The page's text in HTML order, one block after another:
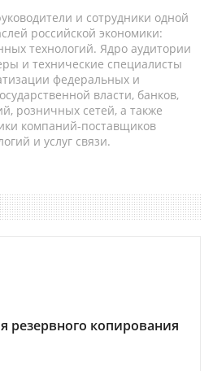
и сотрудники одной
российской экономики:
технологий. Ядро аудитории
и технические специалисты
федеральных и
власти, банков,
розничных сетей, а также
компаний-поставщиков
и услуг связи.
резервного копирования